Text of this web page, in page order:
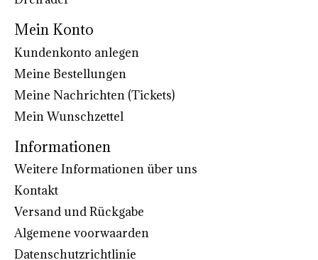
Mein Konto
Kundenkonto anlegen
Meine Bestellungen
Meine Nachrichten (Tickets)
Mein Wunschzettel
Informationen
Weitere Informationen über uns
Kontakt
Versand und Rückgabe
Algemene voorwaarden
Datenschutzrichtlinie